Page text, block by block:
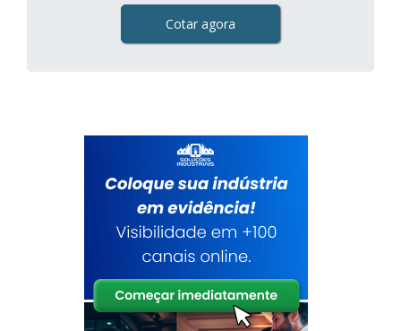
Cotar agora